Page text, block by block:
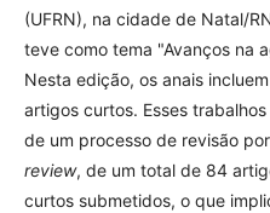
(UFRN), na cidade de Natal/
teve como tema "Avanços na
Nesta edição, os anais
artigos curtos. Esses
de um processo de revisão
review, de um total de 84
curtos submetidos, o que